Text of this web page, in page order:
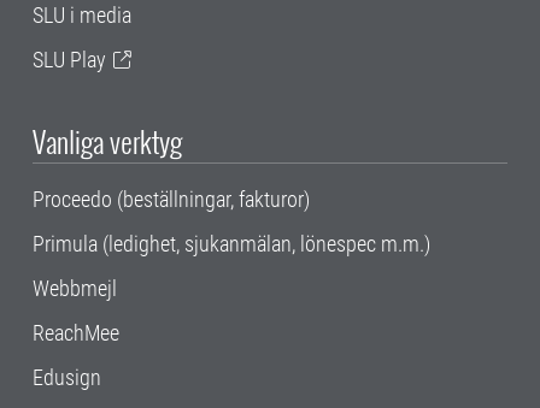
SLU i media
SLU Play
Vanliga verktyg
Proceedo (beställningar, fakturor)
Primula (ledighet, sjukanmälan, lönespec m.m.)
Webbmejl
ReachMee
Edusign